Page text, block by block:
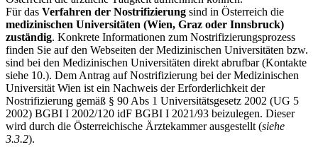
Für das Verfahren der Nostrifizierung sind in Österreich die
medizinischen Universitäten (Wien, Graz oder Innsbruck)
zuständig. Konkrete Informationen zum Nostrifizierungsprozess
finden Sie auf den Webseiten der Medizinischen Universitäten bzw.
sind bei den Medizinischen Universitäten direkt abrufbar (Kontakte
siehe 10.). Dem Antrag auf Nostrifizierung bei der Medizinischen
Universität Wien ist ein Nachweis der Erforderlichkeit der
Nostrifizierung gemäß § 90 Abs 1 Universitätsgesetz 2002 (UG 5
2002) BGBI I 2002/120 idF BGBI I 2021/93 beizulegen. Dieser
wird durch die Österreichische Ärztekammer ausgestellt (siehe
3.3.2).